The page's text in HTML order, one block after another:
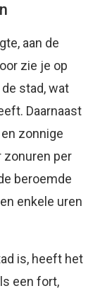
aan de
zie je op
stad, wat
Daarnaast
zonnige
zonuren per
beroemde
enkele uren
is, heeft het
een fort,